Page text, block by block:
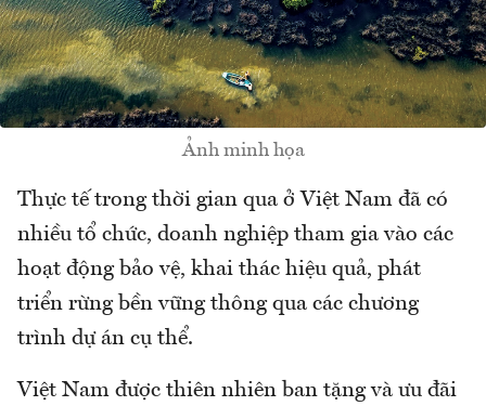
Ảnh minh họa
Thực tế trong thời gian qua ở Việt Nam đã có
nhiều tổ chức, doanh nghiệp tham gia vào các
hoạt động bảo vệ, khai thác hiệu quả, phát
triển rừng bền vững thông qua các chương
trình dự án cụ thể.
Việt Nam được thiên nhiên ban tặng và ưu đãi